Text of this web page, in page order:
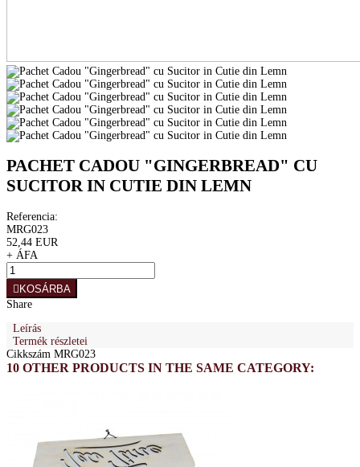
PACHET CADOU "GINGERBREAD" CU
SUCITOR IN CUTIE DIN LEMN
Referencia:
MRG023
52,44 EUR
+ ÁFA
KOSÁRBA
Share
Leírás
Termék részletei
Cikkszám MRG023
10 OTHER PRODUCTS IN THE SAME CATEGORY: